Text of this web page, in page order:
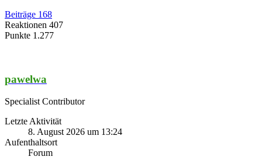
Beiträge 168
Reaktionen 407
Punkte 1.277
pawelwa
Specialist Contributor
Letzte Aktivität
8. August 2026 um 13:24
Aufenthaltsort
Forum